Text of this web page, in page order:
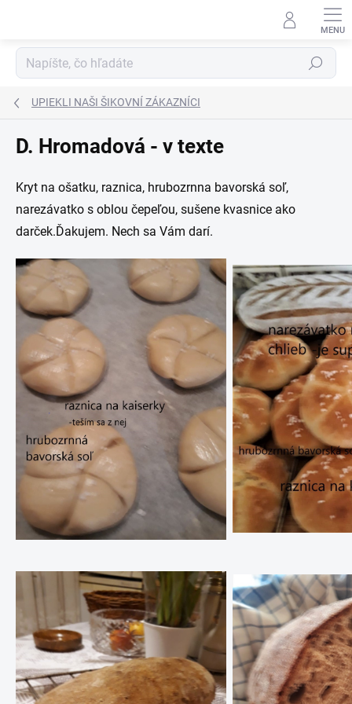
Hľadať
UPIEKLI NAŠI ŠIKOVNÍ ZÁKAZNÍCI
D. Hromadová - v texte
Kryt na ošatku, raznica, hrubozrnna bavorská soľ,
narezávatko s oblou čepeľou, sušene kvasnice ako
darček.Ďakujem. Nech sa Vám darí.